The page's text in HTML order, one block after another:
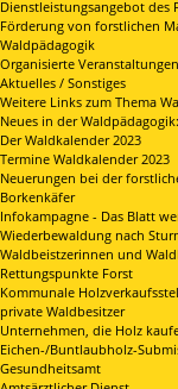
Dienstleistungsangebot des
Förderung von forstlichen
Waldpädagogik
Organisierte
Aktuelles / Sonstiges
Weitere Links zum Thema
Neues in der
Der Waldkalender 2023
Termine Waldkalender 2023
Neuerungen bei der
Borkenkäfer
Infokampagne - Das Blatt
Wiederbewaldung nach
Waldbeistzerinnen und
Rettungspunkte Forst
Kommunale
private Waldbesitzer
Unternehmen, die Holz
Eichen-/Buntlaubholz-
Gesundheitsamt